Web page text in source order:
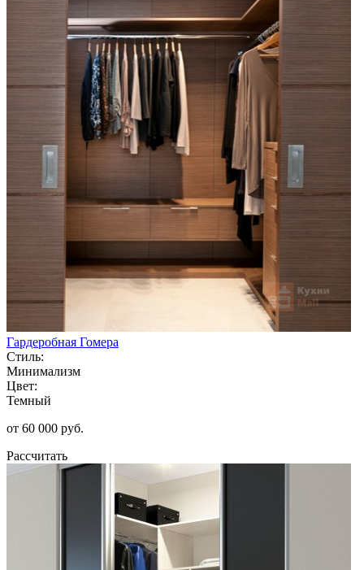
Гардеробная Гомера
Стиль:
Минимализм
Цвет:
Темный
от 60 000 руб.
Рассчитать